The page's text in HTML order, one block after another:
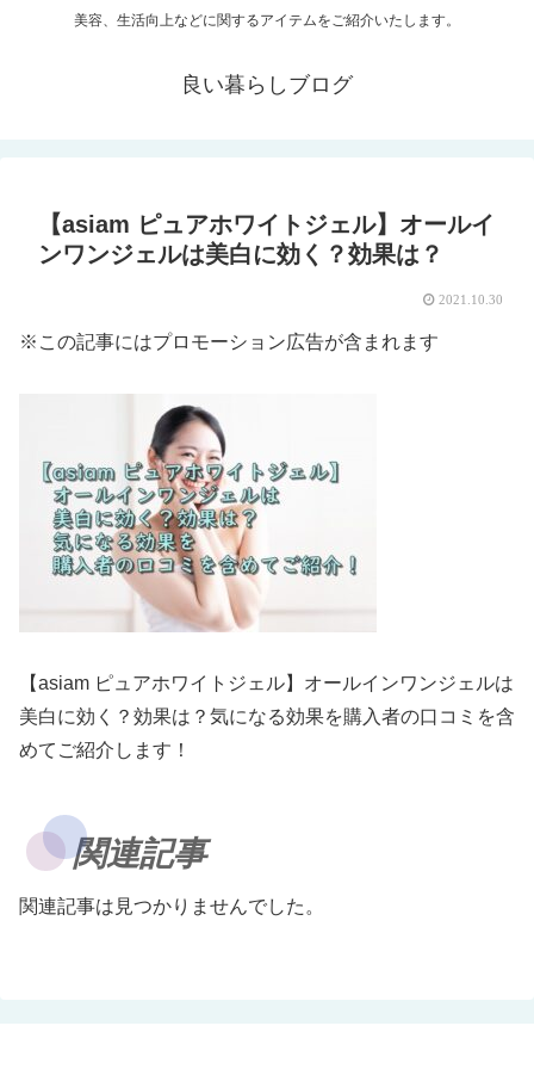
美容、生活向上などに関するアイテムをご紹介いたします。
良い暮らしブログ
【asiam ピュアホワイトジェル】オールイ
ンワンジェルは美白に効く？効果は？
2021.10.30
※この記事にはプロモーション広告が含まれます
【asiam ピュアホワイトジェル】オールインワンジェルは
美白に効く？効果は？気になる効果を購入者の口コミを含
めてご紹介します！
関連記事
関連記事は見つかりませんでした。